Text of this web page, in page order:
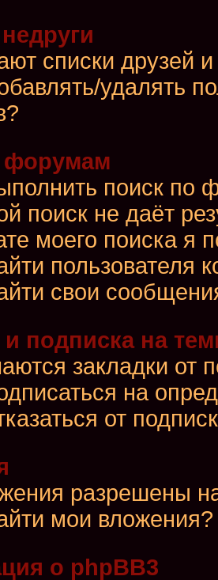
списки друзей
удалять
форумам
поиск
поиск не даёт
моего поиска я
пользователя
свои
и подписка на
закладки от
на
от
разрешены
мои вложения?
о phpBB3